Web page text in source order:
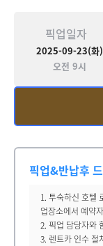
픽업일자
2025-09-23(화)
오전 9시
픽업&반납후
1. 투숙하신 호텔
업장소에서 예약
2. 픽업 담당자와
3. 렌트카 인수 절